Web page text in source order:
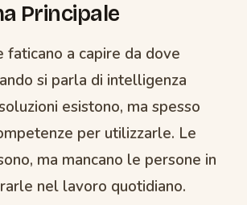
Principale
faticano a capire da dove
si parla di intelligenza
esistono, ma spesso
per utilizzarle. Le
ma mancano le persone in
nel lavoro quotidiano.